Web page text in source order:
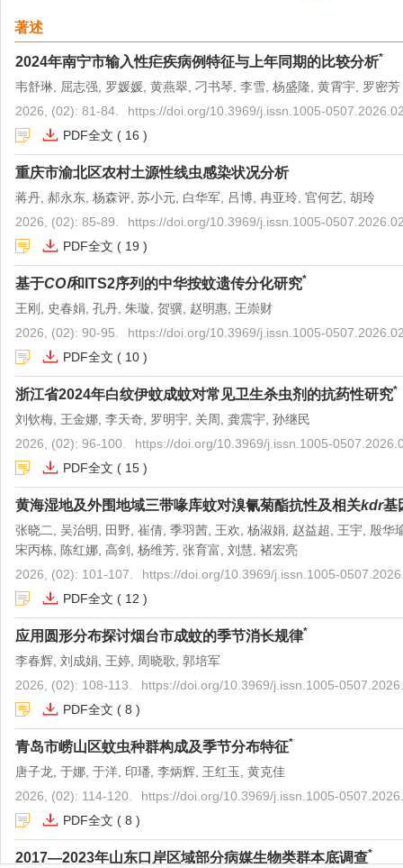
著述
2024年南宁市输入性疟疾病例特征与上年同期的比较分析*
韦舒琳, 屈志强, 罗媛媛, 黄燕翠, 刁书琴, 李雪, 杨盛隆, 黄霄宇, 罗密芳
2026, (02): 81-84.
https://doi.org/10.3969/j.issn.1005-
PDF全文 ( 16 )
重庆市渝北区农村土源性线虫感染状况分析
蒋丹, 郝永东, 杨森评, 苏小元, 白华军, 吕博, 冉亚玲, 官何艺, 胡玲
2026, (02): 85-89.
https://doi.org/10.3969/j.issn.1005-
PDF全文 ( 19 )
基于COⅠ和ITS2序列的中华按蚊遗传分化研究*
王刚, 史春娟, 孔丹, 朱璇, 贺骥, 赵明惠, 王崇财
2026, (02): 90-95.
https://doi.org/10.3969/j.issn.1005-
PDF全文 ( 10 )
浙江省2024年白纹伊蚊成蚊对常见卫生杀虫剂的抗药性研究*
刘钦梅, 王金娜, 李天奇, 罗明宇, 关周, 龚震宇, 孙继民
2026, (02): 96-100.
https://doi.org/10.3969/j.issn.1005-
PDF全文 ( 15 )
黄海湿地及外围地域三带喙库蚊对溴氰菊酯抗性及相关kdr基
张晓二, 吴治明, 田野, 崔倩, 季羽茜, 王欢, 杨淑娟, 赵益超, 王宇, 殷华
宋丙栋, 陈红娜, 高剑, 杨维芳, 张育富, 刘慧, 褚宏亮
2026, (02): 101-107.
https://doi.org/10.3969/j.issn.1005-
PDF全文 ( 12 )
应用圆形分布探讨烟台市成蚊的季节消长规律*
李春辉, 刘成娟, 王婷, 周晓歌, 郭培军
2026, (02): 108-113.
https://doi.org/10.3969/j.issn.1005-
PDF全文 ( 8 )
青岛市崂山区蚊虫种群构成及季节分布特征*
唐子龙, 于娜, 于洋, 印璠, 李炳辉, 王红玉, 黄克佳
2026, (02): 114-120.
https://doi.org/10.3969/j.issn.1005-
PDF全文 ( 8 )
2017—2023年山东口岸区域部分病媒生物类群本底调查*